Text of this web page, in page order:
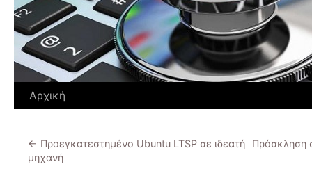
Αρχική
← Προεγκατεστημένο Ubuntu LTSP σε ιδεατή
μηχανή
Πρόσκληση